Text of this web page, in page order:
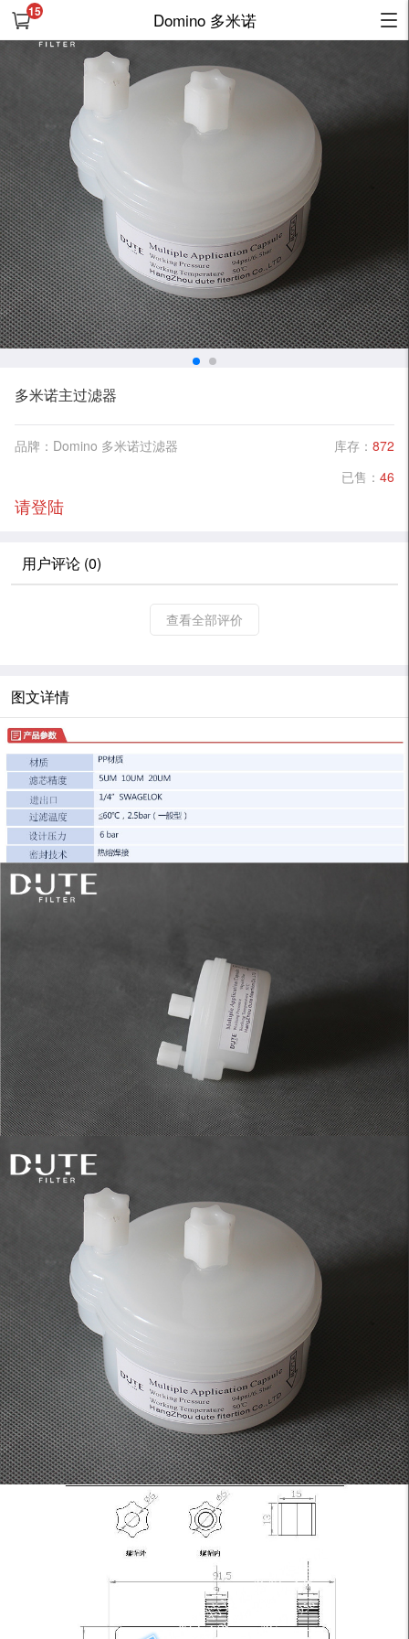
15 Domino 多米诺
多米诺主过滤器
品牌：Domino 多米诺过滤器 库存： 872
已售： 46
请登陆
用户评论 (0)
查看全部评价
图文详情